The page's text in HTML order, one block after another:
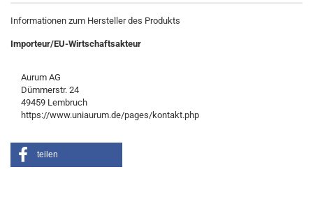
Informationen zum Hersteller des Produkts
Importeur/EU-Wirtschaftsakteur
Aurum AG
Dümmerstr. 24
49459 Lembruch
https://www.uniaurum.de/pages/kontakt.php
teilen